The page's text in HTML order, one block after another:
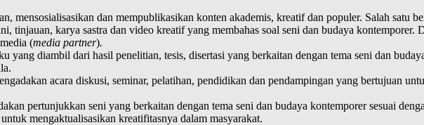
mensosialisasikan dan mempublikasikan konten akademis, kreatif dan populer. Salah satu
tinjauan, karya sastra dan video kreatif yang membahas soal seni dan budaya kontemporer.
(media partner).
yang diambil dari hasil penelitian, tesis, disertasi yang berkaitan dengan tema seni dan
acara diskusi, seminar, pelatihan, pendidikan dan pendampingan yang bertujuan
pertunjukkan seni yang berkaitan dengan tema seni dan budaya kontemporer sesuai
mengaktualisasikan kreatifitasnya dalam masyarakat.